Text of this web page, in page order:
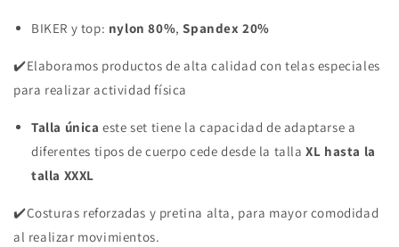
BIKER y top: nylon 80%, Spandex 20%
✔️Elaboramos productos de alta calidad con telas especiales
para realizar actividad física
Talla única este set tiene la capacidad de adaptarse a
diferentes tipos de cuerpo cede desde la tallaXL hasta la
talla XXXL
✔️Costuras reforzadas y pretina alta, para mayor comodidad
al realizar movimientos.